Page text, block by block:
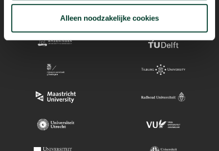
Alleen noodzakelijke cookies